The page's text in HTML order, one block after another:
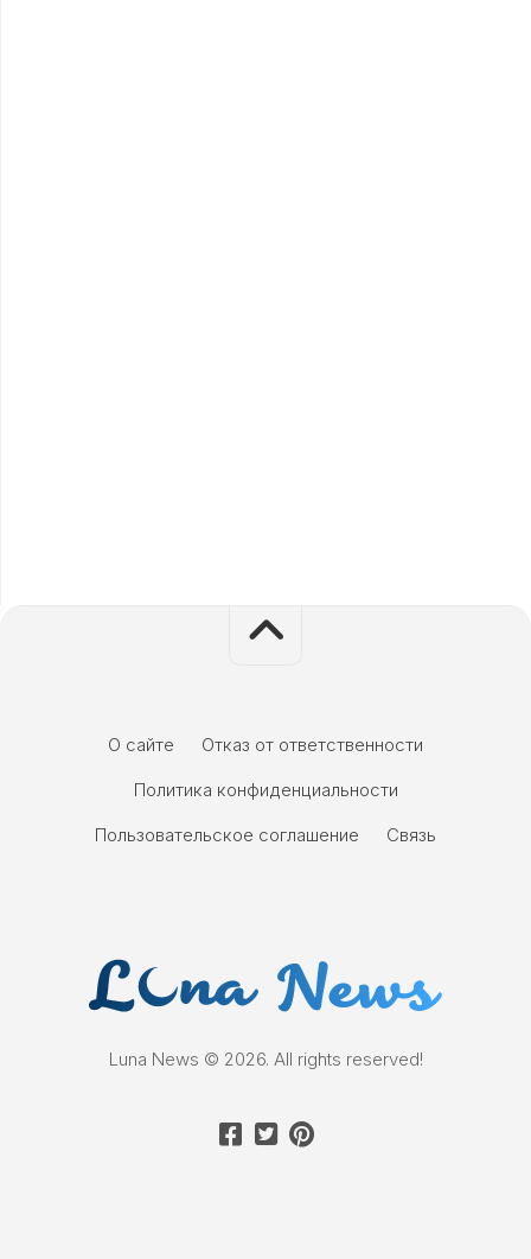
О сайте
Отказ от ответственности
Политика конфиденциальности
Пользовательское соглашение
Связь
Luna News © 2026. All rights reserved!